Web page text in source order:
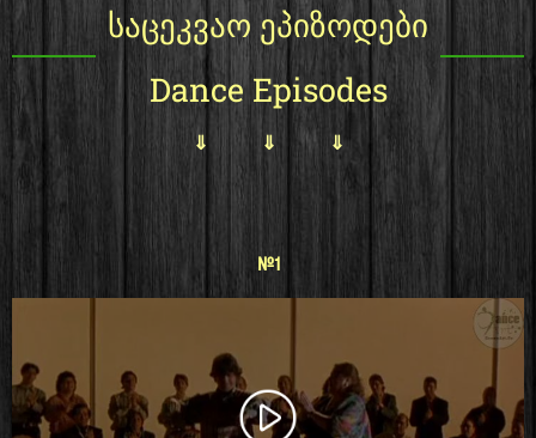
საცეკვაო ეპიზოდები
Dance Episodes
⇓ ⇓ ⇓
#1